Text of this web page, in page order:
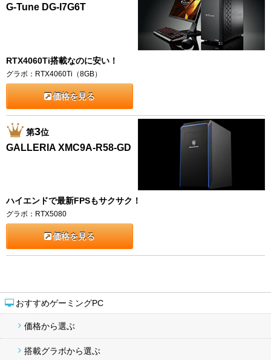
おすすめゲーミングPC
価格から選ぶ
搭載グラボから選ぶ
G-Tune DG-I7G6T
RTX4060Ti搭載なのに安い！
グラボ：RTX4060Ti（8GB）
価格を見る
第3位
GALLERIA XMC9A-R58-GD
ハイエンドで最新FPSもサクサク！
グラボ：RTX5080
価格を見る